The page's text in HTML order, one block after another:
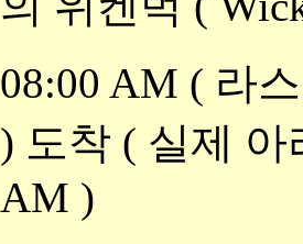
08:00 AM ( 라
) 도착 ( 실제 아
AM )